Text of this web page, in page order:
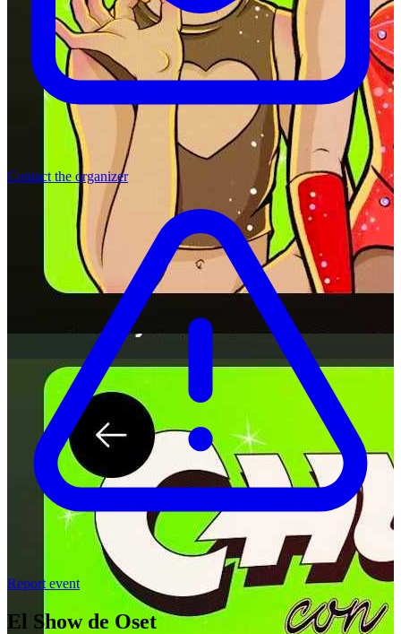
Contact the organizer
Report event
El Show de Oset